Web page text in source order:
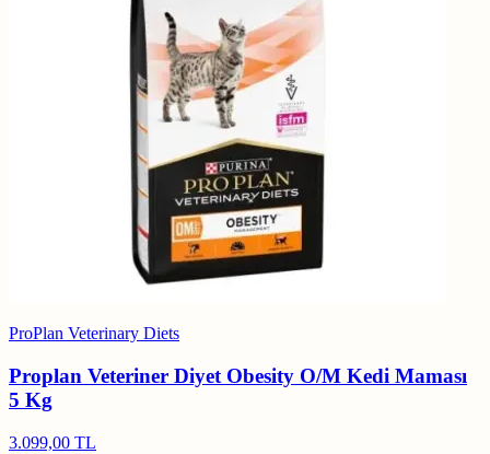
ProPlan Veterinary Diets
Proplan Veteriner Diyet Obesity O/M Kedi Maması
5 Kg
3.099,00 TL